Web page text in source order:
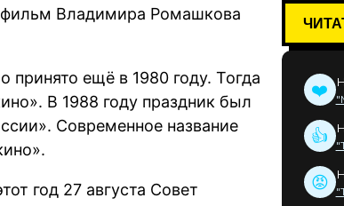
Владимира Ромашкова
принято ещё в 1980 году. Тогда
В 1988 году праздник был
Современное название
год 27 августа Совет
❤️
👍
😡